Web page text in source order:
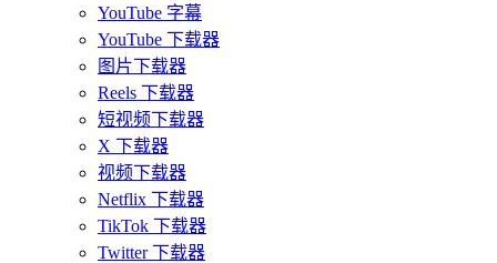
YouTube 字幕
YouTube 下载器
图片下载器
Reels 下载器
短视频下载器
X 下载器
视频下载器
Netflix 下载器
TikTok 下载器
Twitter 下载器